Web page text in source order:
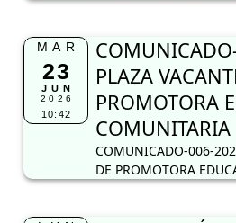
MAR
23
JUN
2026
10:42
PLAZA
PROMOTORA
COMUNITARIA
COMUNICADO-006-
DE PROMOTORA